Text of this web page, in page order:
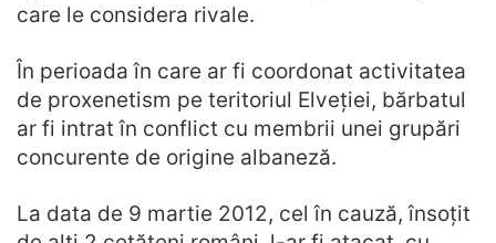
care le considera rivale.
În perioada în care ar fi coordonat activitatea
de proxenetism pe teritoriul Elveției, bărbatul
ar fi intrat în conflict cu membrii unei grupări
concurente de origine albaneză.
La data de 9 martie 2012, cel în cauză, însoțit